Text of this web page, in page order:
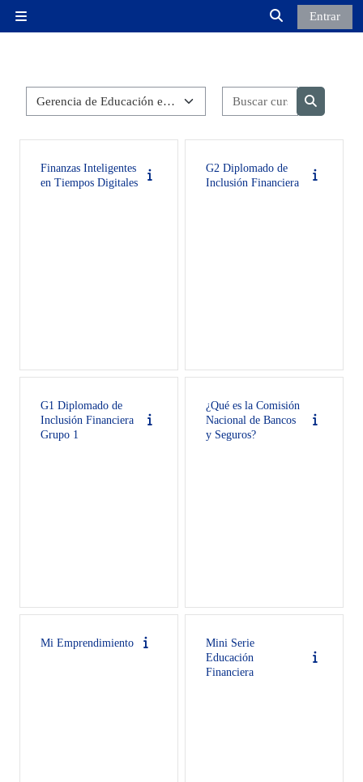
Entrar
Buscar
Buscar
Finanzas Inteligentes
en Tiempos Digitales
G2 Diplomado de
Inclusión Financiera
G1 Diplomado de
Inclusión Financiera
Grupo 1
¿Qué es la Comisión
Nacional de Bancos
y Seguros?
Mi Emprendimiento
Mini Serie
Educación
Financiera